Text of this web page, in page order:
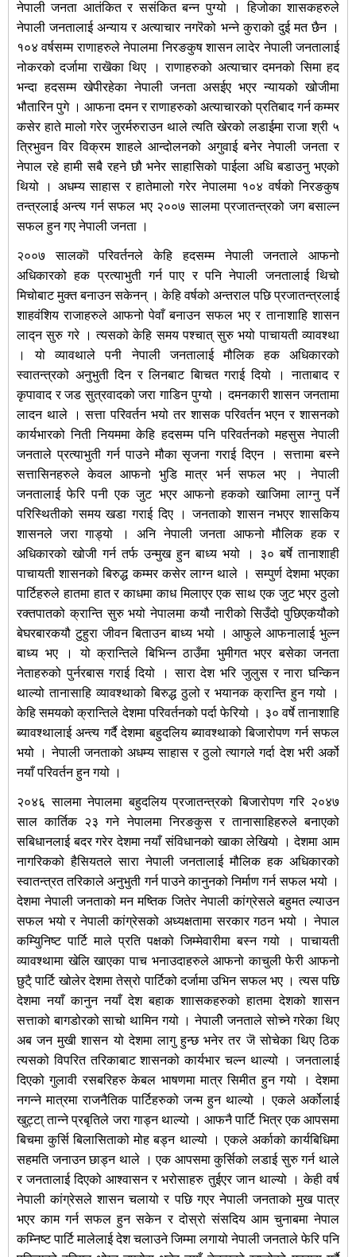
नेपाली जनता आतंकित र ससंकित बन्न पुग्यो । हिजोका शासकहरुले
नेपाली जनतालाई अन्याय र अत्याचार नगरॆको भन्ने कुराको दुई मत छैन ।
१०४ वर्षसम्म राणाहरुले नेपालमा निरङकुष शासन लादेर नेपाली जनतालाई
नोकरको दर्जामा राखॆका थिए । राणाहरुको अत्याचार दमनको सिमा हद
भन्दा हदसम्म खेपीरहेका नेपाली जनता असईए भएर न्यायको खोजीमा
भौतारिन पुगे । आफना दमन र राणाहरुको अत्याचारको प्रतिबाद गर्न कम्मर
कसेर हाते मालो गरेर जुरर्मरुराउन थाले त्यति खेरको लडाईमा राजा श्री ५
त्रिभुवन विर विक्रम शाहले आन्दोलनको अगुवाई बनेर नेपाली जनता र
नेपाल रहे हामी सबै रहने छौ भनेर साहासिको पाईला अधि बडाउनु भएको
थियो । अधम्य साहास र हातेमालो गरेर नेपालमा १०४ वर्षको निरङकुष
तन्त्रलाई अन्त्य गर्न सफल भए २००७ सालमा प्रजातन्त्रको जग बसाल्न
सफल हुन गए नेपाली जनता ।
२००७ सालकॊ परिवर्तनले केहि हदसम्म नेपाली जनताले आफनो
अधिकारको हक प्रत्याभुती गर्न पाए र पनि नेपाली जनतालाई थिचो
मिचोबाट मुक्त बनाउन सकेनन् । केहि वर्षको अन्तराल पछि प्रजातन्त्रलाई
शाहवंशिय राजाहरुले आफनो पेवाँ बनाउन सफल भए र तानाशाहि शासन
लाद्न सुरु गरे । त्यसको केहि समय पश्चात् सुरु भयो पाचायती व्यावश्था
। यो व्यावथाले पनी नेपाली जनतालाई मौलिक हक अधिकारको
स्वातन्त्रको अनुभुती दिन र लिनबाट बिाचत गराई दियो । नाताबाद र
कृपावाद र जड सुत्रवादको जरा गाडिन पुग्यो । दमनकारी शासन जनतामा
लादन थाले । सत्ता परिवर्तन भयो तर शासक परिवर्तन भएन र शासनको
कार्यभारको निती नियममा केहि हदसम्म पनि परिवर्तनको महसुस नेपाली
जनताले प्रत्याभुती गर्न पाउने मौका सृजना गराई दिएन । सत्तामा बस्ने
सत्तासिनहरुले केवल आफनो भुडि मात्र भर्न सफल भए । नेपाली
जनतालाई फेरि पनी एक जुट भएर आफनो हकको खाजिमा लाग्नु पर्ने
परिस्थितीको समय खडा गराई दिए । जनताको शासन नभएर शासकिय
शासनले जरा गाड्यो । अनि नेपाली जनता आफनो मौलिक हक र
अधिकारको खोजी गर्न तर्फ उन्मुख हुन बाध्य भयो । ३० बर्षे तानाशाही
पाचायती शासनको बिरुद्ध कम्मर कसेर लाग्न थाले । सम्पुर्ण देशमा भएका
पार्टिहरुले हातमा हात र काधमा काध मिलाएर एक साथ एक जुट भएर ठुलो
रक्तपातको क्रान्ति सुरु भयो नेपालमा कयौ नारीको सिउँदो पुछिएकयौको
बेघरबारकयौ टुहुरा जीवन बिताउन बाध्य भयो । आफुले आफनालाई भुल्न
बाध्य भए । यो क्रान्तिले बिभिन्न ठाउँमा भुमीगत भएर बसेका जनता
नेताहरुको पुर्नरबास गराई दियो । सारा देश भरि जुलुस र नारा घन्किन
थाल्यो तानासाहि व्यावश्थाको बिरुद्ध ठुलो र भयानक क्रान्ति हुन गयो ।
केहि समयको क्रान्तिले देशमा परिवर्तनको पर्दा फेरियो । ३० वर्षे तानाशाहि
ब्यावश्थालाई अन्त्य गर्दै देशमा बहुदलिय ब्यावश्थाको बिजारोपण गर्न सफल
भयो । नेपाली जनताको अधम्य साहास र ठुलो त्यागले गर्दा देश भरी अर्को
नयाँ परिवर्तन हुन गयो ।
२०४६ सालमा नेपालमा बहुदलिय प्रजातन्त्रको बिजारोपण गरि २०४७
साल कार्तिक २३ गने नेपालमा निरङकुस र तानासाहिहरुले बनाएको
सबिधानलाई बदर गरेर देशमा नयाँ संविधानको खाका लेखियो । देशमा आम
नागरिकको हैसियतले सारा नेपाली जनतालाई मौलिक हक अधिकारको
स्वातन्त्रत तरिकाले अनुभुती गर्न पाउने कानुनको निर्माण गर्न सफल भयो ।
देशमा नेपाली जनताको मन मष्तिक जितेर नेपाली कांग्रेसले बहुमत ल्याउन
सफल भयो र नेपाली कांग्रेसको अध्यक्षतामा सरकार गठन भयो । नेपाल
कम्यिुनिष्ट पार्टि माले प्रति पक्षको जिम्मेवारीमा बस्न गयो । पाचायती
व्यावश्थामा खेलि खाएका पाच भनाउदाहरुले आफनो काचुली फेरी आफनो
छुटै् पार्टि खोलेर देशमा तेस्रो पार्टिको दर्जामा उभिन सफल भए । त्यस पछि
देशमा नयाँ कानुन नयाँ देश बहाक शाासकहरुको हातमा देशको शासन
सत्ताको बागडोरको साचो थामिन गयो । नेपालीे जनताले सोच्ने गरेका थिए
अब जन मुखी शासन यो देशमा लागु हुन्छ भनेर तर जॆ सोचेका थिए ठिक
त्यसको विपरित तरिकाबाट शासनको कार्यभार चल्न थाल्यो । जनतालाई
दिएको गुलावी रसबरिहरु केबल भाषणमा मात्र सिमीत हुन गयो । देशमा
नगन्ने मात्रमा राजनैतिक पार्टिहरुको जन्म हुन थाल्यो । एकले अर्कोलाई
खुट्टा् तान्ने प्रबृतिले जरा गाड्न थाल्यो । आफनै पार्टि भित्र एक आपसमा
बिचमा कुर्सि बिलासिताको मोह बड्न थाल्यो । एकले अर्काको कार्यबिधिमा
सहमति जनाउन छाड्न थाले । एक आपसमा कुर्सिको लडाई सुरु गर्न थाले
र जनतालाई दिएको आश्वासन र भरोसाहरु तुईएर जान थाल्यो । केही वर्ष
नेपाली कांग्रेसले शासन चलायो र पछि गएर नेपाली जनताको मुख पात्र
भएर काम गर्न सफल हुन सकेन र दोस्रो संसदिय आम चुनाबमा नेपाल
कम्निष्ट पार्टि मालेलाई देश चलाउने जिम्मा लगायो नेपाली जनताले फेरि पनि